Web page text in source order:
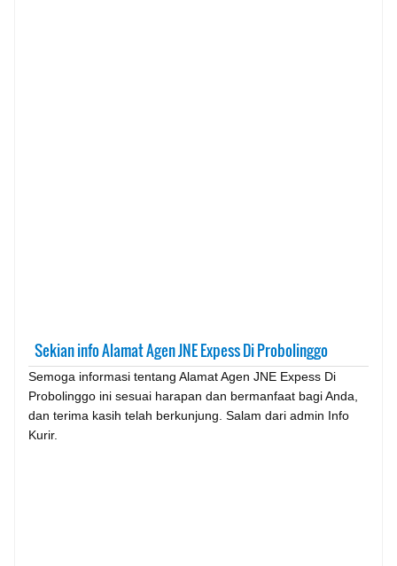
Sekian info Alamat Agen JNE Expess Di Probolinggo
Semoga informasi tentang Alamat Agen JNE Expess Di
Probolinggo ini sesuai harapan dan bermanfaat bagi Anda,
dan terima kasih telah berkunjung. Salam dari admin Info
Kurir.